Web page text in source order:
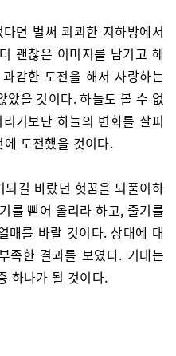
면 벌써 쾨쾨한 지하방에서
괜찮은 이미지를 남기고 헤
감한 도전을 해서 사랑하는
았을 것이다. 하늘도 볼 수 없
기보단 하늘의 변화를 살피
도전했을 것이다.
길 바랐던 헛꿈을 되풀이하
를 뻗어 올리라 하고, 줄기를
매를 바랄 것이다. 상대에 대
족한 결과를 보였다. 기대는
하나가 될 것이다.